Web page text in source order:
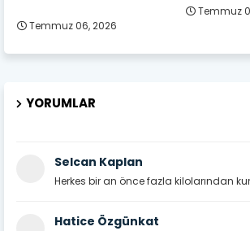
Temmuz 06, 2026
Temmuz
YORUMLAR
Selcan Kaplan
Herkes bir an önce fazla kilolarından
Hatice Özgünkat